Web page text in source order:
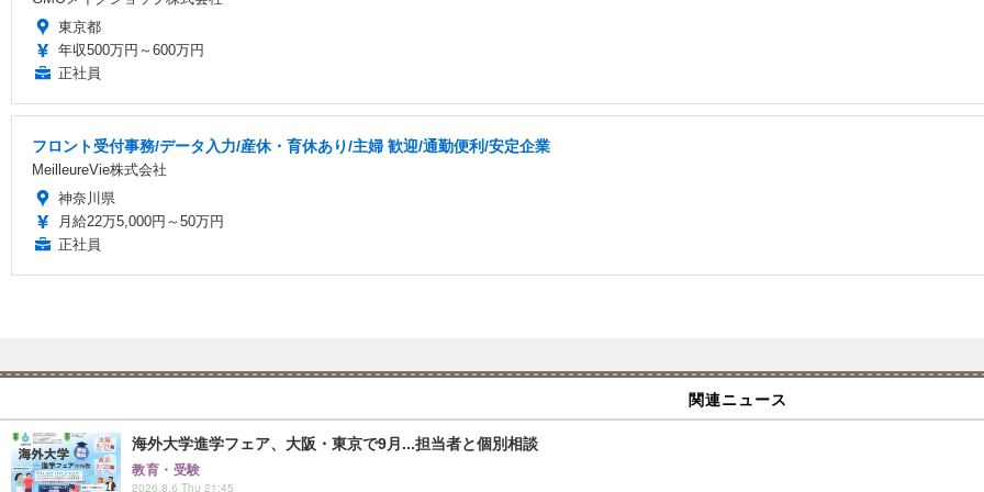
東京都
年収500万円～600万円
正社員
フロント受付事務/データ入力/産休・育休あり/主婦 歓迎/通勤便利/安定企業
MeilleureVie株式会社
神奈川県
月給22万5,000円～50万円
正社員
関連ニュース
海外大学進学フェア、大阪・東京で9月...担当者と個別相談
教育・受験
2026.8.6 Thu 21:45